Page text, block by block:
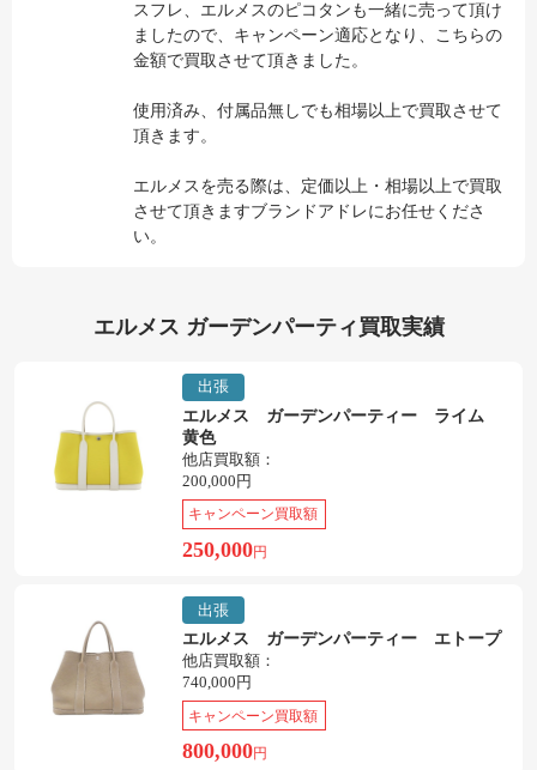
スフレ、エルメスのピコタンも一緒に売って頂け
ましたので、キャンペーン適応となり、こちらの
金額で買取させて頂きました。
使用済み、付属品無しでも相場以上で買取させて
頂きます。
エルメスを売る際は、定価以上・相場以上で買取
させて頂きますブランドアドレにお任せくださ
い。
エルメス ガーデンパーティ買取実績
出張
エルメス ガーデンパーティー ライム
黄色
他店買取額：
200,000円
キャンペーン買取額
250,000円
出張
エルメス ガーデンパーティー エトープ
他店買取額：
740,000円
キャンペーン買取額
800,000円